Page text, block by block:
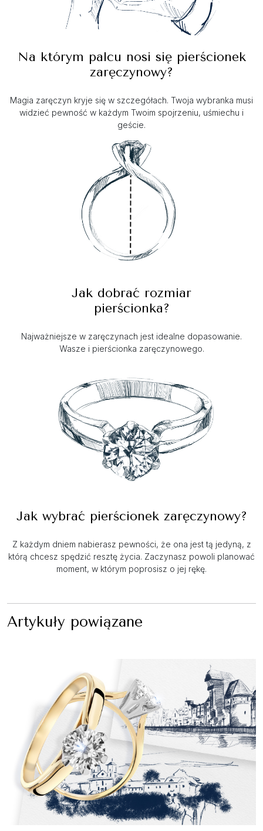
Na którym palcu nosi się pierścionek
zaręczynowy?
Magia zaręczyn kryje się w szczegółach. Twoja wybranka musi
widzieć pewność w każdym Twoim spojrzeniu, uśmiechu i
geście.
Jak dobrać rozmiar
pierścionka?
Najważniejsze w zaręczynach jest idealne dopasowanie.
Wasze i pierścionka zaręczynowego.
Jak wybrać pierścionek zaręczynowy?
Z każdym dniem nabierasz pewności, że ona jest tą jedyną, z
którą chcesz spędzić resztę życia. Zaczynasz powoli planować
moment, w którym poprosisz o jej rękę.
Artykuły powiązane